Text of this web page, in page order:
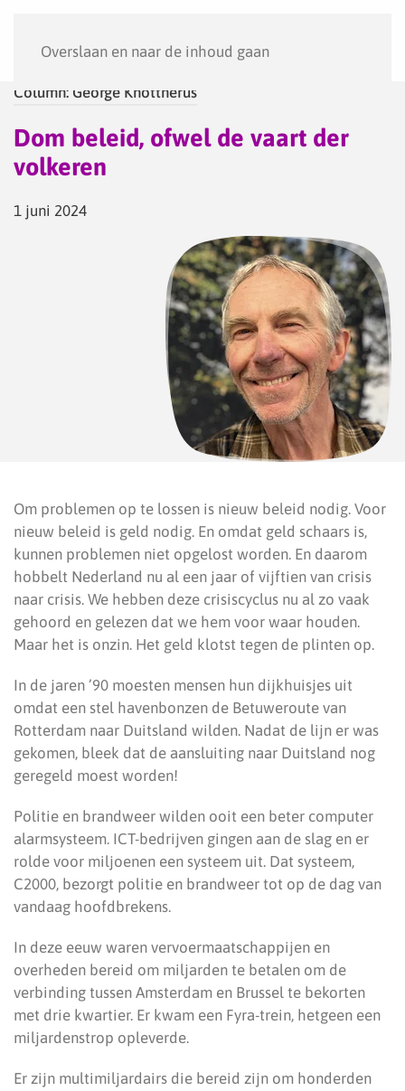
Overslaan en naar de inhoud gaan
Column: George Knottnerus
Dom beleid, ofwel de vaart der
volkeren
1 juni 2024
Om problemen op te lossen is nieuw beleid nodig. Voor
nieuw beleid is geld nodig. En omdat geld schaars is,
kunnen problemen niet opgelost worden. En daarom
hobbelt Nederland nu al een jaar of vijftien van crisis
naar crisis. We hebben deze crisiscyclus nu al zo vaak
gehoord en gelezen dat we hem voor waar houden.
Maar het is onzin. Het geld klotst tegen de plinten op.
In de jaren ’90 moesten mensen hun dijkhuisjes uit
omdat een stel havenbonzen de Betuweroute van
Rotterdam naar Duitsland wilden. Nadat de lijn er was
gekomen, bleek dat de aansluiting naar Duitsland nog
geregeld moest worden!
Politie en brandweer wilden ooit een beter computer
alarmsysteem. ICT-bedrijven gingen aan de slag en er
rolde voor miljoenen een systeem uit. Dat systeem,
C2000, bezorgt politie en brandweer tot op de dag van
vandaag hoofdbrekens.
In deze eeuw waren vervoermaatschappijen en
overheden bereid om miljarden te betalen om de
verbinding tussen Amsterdam en Brussel te bekorten
met drie kwartier. Er kwam een Fyra-trein, hetgeen een
miljardenstrop opleverde.
Er zijn multimiljardairs die bereid zijn om honderden